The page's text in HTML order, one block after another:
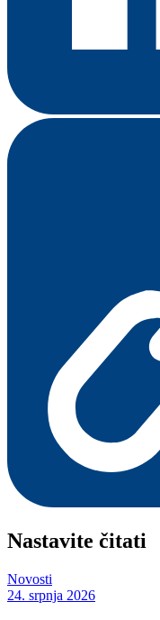
Nastavite čitati
Novosti
24. srpnja 2026